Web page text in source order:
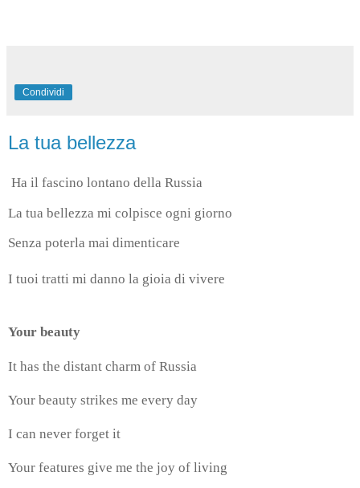
Condividi
La tua bellezza
Ha il fascino lontano della Russia
La tua bellezza mi colpisce ogni giorno
Senza poterla mai dimenticare
I tuoi tratti mi danno la gioia di vivere
Your beauty
It has the distant charm of Russia
Your beauty strikes me every day
I can never forget it
Your features give me the joy of living